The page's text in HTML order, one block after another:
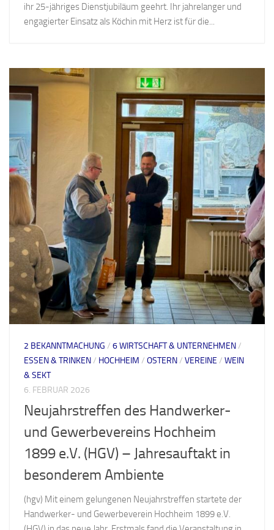
ihr 25-jähriges Dienstjubiläum geehrt. Ihr jahrelanger und
engagierter Einsatz als Köchin mit Herz ist für die...
2 BEKANNTMACHUNG / 6 WIRTSCHAFT & UNTERNEHMEN/
ESSEN & TRINKEN/ HOCHHEIM / OSTERN/ VEREINE / WEIN
& SEKT
6. FEBRUAR 2026
Neujahrstreffen des Handwerker-
und Gewerbevereins Hochheim
1899 e.V. (HGV) – Jahresauftakt in
besonderem Ambiente
(hgv) Mit einem gelungenen Neujahrstreffen startete der
Handwerker- und Gewerbeverein Hochheim 1899 e.V.